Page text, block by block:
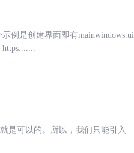
例是创建界面即有mainwindows.ui
是可以的。所以，我们只能引入